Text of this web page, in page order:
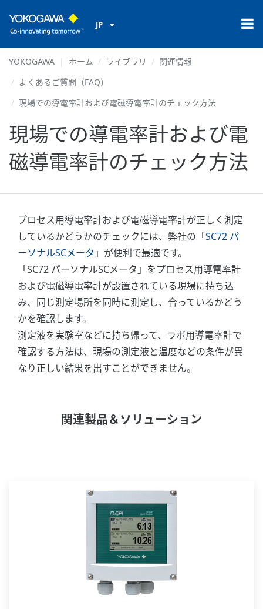
JP
YOKOGAWA ホーム ライブラリ
関連情報
よくあるご質問（FAQ）
現場での導電率計および電磁導電率計のチェック方法
現場での導電率計および電
磁導電率計のチェック方法
プロセス用導電率計および電磁導電率計が正しく測定
しているかどうかのチェックには、弊社の「SC72 パ
ーソナルSCメータ 」が便利で最適です。
「SC72 パーソナルSCメータ」をプロセス用導電率計
および電磁導電率計が設置されている現場に持ち込
み、同じ測定場所を同時に測定し、合っているかどう
かを確認します。
測定液を実験室などに持ち帰って、ラボ用導電率計で
確認する方法は、現場の測定液と温度などの条件が異
なり正しい結果を出すことができません。
関連製品＆ソリューション